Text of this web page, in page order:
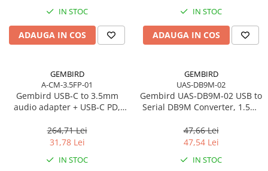
IN STOC
ADAUGA IN COS
IN STOC
ADAUGA IN COS
GEMBIRD
A-CM-3.5FP-01
Gembird USB‑C to 3.5mm
audio adapter + USB‑C PD,
264,71 Lei
31,78 Lei
IN STOC
GEMBIRD
UAS-DB9M-02
Gembird UAS‑DB9M‑02 USB to
Serial DB9M Converter, 1.5m,
47,66 Lei
47,54 Lei
IN STOC